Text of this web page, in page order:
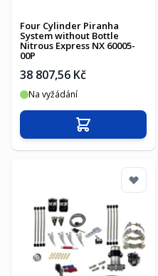
Four Cylinder Piranha
System without Bottle
Nitrous Express NX 60005-
00P
38 807,56 Kč
Na vyžádání
Přidat do košíku